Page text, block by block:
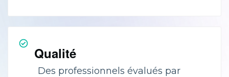
Qualité
Des professionnels évalués par